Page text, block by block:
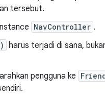
tersebut.
NavController .
harus terjadi di sana,
pengguna ke